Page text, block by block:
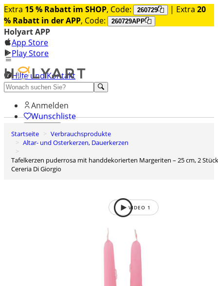
Extra 15 % Rabatt im SHOP, Code: 260729 | Extra 20
% Rabatt in der APP, Code: 260729APP
Holyart APP
App Store
Play Store
Hilfe und Kontakt
Entdecken Sie Premium
Anmelden
Wunschliste
0
Warenkorb
Startseite
Verbrauchsprodukte
Altar- und Osterkerzen, Dauerkerzen
Tafelkerzen puderrosa mit handdekorierten Margeriten – 25 cm, 2 Stück,
Cereria Di Giorgio
VIDEO 1